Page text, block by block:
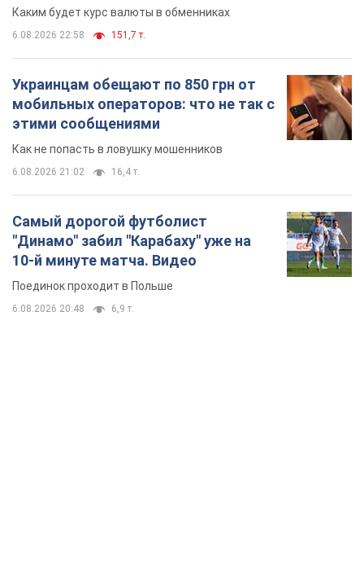
Каким будет курс валюты в обменниках
6.08.2026 22:58 151,7 т.
Украинцам обещают по 850 грн от
мобильных операторов: что не так с
этими сообщениями
Как не попасть в ловушку мошенников
6.08.2026 21:02 16,4 т.
Самый дорогой футболист
"Динамо" забил "Карабаху" уже на
10-й минуте матча. Видео
Поединок проходит в Польше
6.08.2026 20:48 6,9 т.